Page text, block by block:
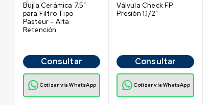
Bujía Cerámica 7.5″
para Filtro Tipo
Pasteur - Alta
Retención
Consultar
Cotizar vía WhatsApp
Válvula Check FP
Presión 1.1/2"
Consultar
Cotizar vía WhatsApp